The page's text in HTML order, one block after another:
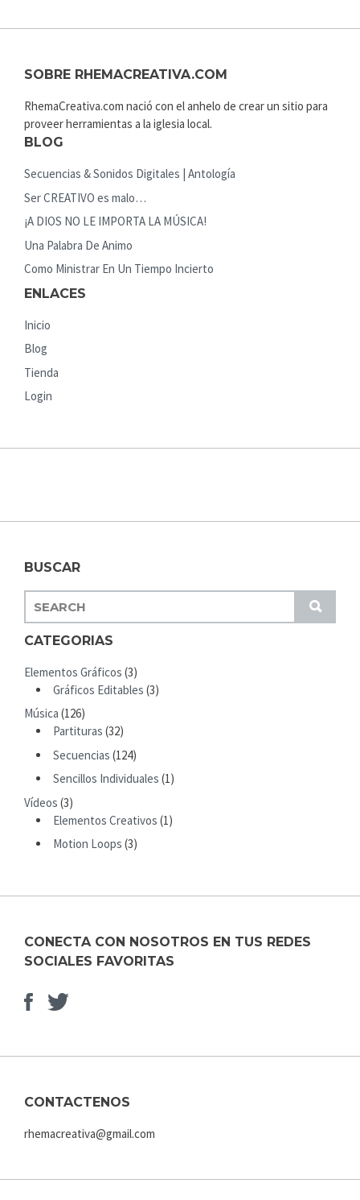
SOBRE RHEMACREATIVA.COM
RhemaCreativa.com nació con el anhelo de crear un sitio para
proveer herramientas a la iglesia local.
BLOG
Secuencias & Sonidos Digitales | Antología
Ser CREATIVO es malo…
¡A DIOS NO LE IMPORTA LA MÚSICA!
Una Palabra De Animo
Como Ministrar En Un Tiempo Incierto
ENLACES
Inicio
Blog
Tienda
Login
BUSCAR
S
U
A
C
F
CATEGORIAS
Elementos Gráficos (3)
Gráficos Editables (3)
Música (126)
Partituras (32)
Secuencias (124)
Sencillos Individuales (1)
Vídeos (3)
Elementos Creativos (1)
Motion Loops (3)
CONECTA CON NOSOTROS EN TUS REDES
SOCIALES FAVORITAS
Facebook
Elemento
CONTACTENOS
rhemacreativa@gmail.com